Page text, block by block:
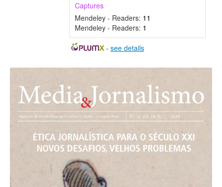
Captures
Mendeley - Readers: 11
Mendeley - Readers: 1
- see details